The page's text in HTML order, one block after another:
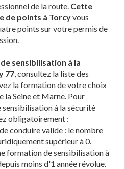
de la route. Cette
de points à Torcyvous
points sur votre permis de
sensibilisation à la
77, consultez la liste des
la formation de votre choix
la Seine et Marne. Pour
sensibilisation à la sécurité
obligatoirement :
conduire valide : le nombre
supérieur à 0.
formation de sensibilisation à
moins d'1 année révolue.